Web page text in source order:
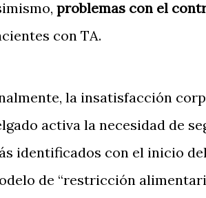
problemas con el
con TA.
la insatisfacción
activa la necesidad de
identificados con el inicio
de “restricción